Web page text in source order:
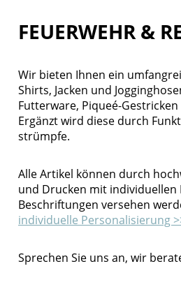
Medizin & Pflege
Polizei
Ordnungsamt
FEUERWEHR &
Wir bieten Ihnen ein
Shirts, Jacken und
Futterware, Piqueé-Gestricken
Ergänzt wird diese durch
strümpfe.
Alle Artikel können durch
und Drucken mit individuellen
Beschriftungen versehen
individuelle Personalisierung
Sprechen Sie uns an, wir